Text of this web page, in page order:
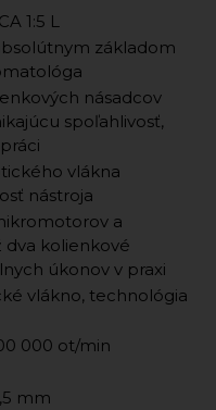
1:5 L
základom
násadcov
spoľahlivosť,
vlákna
nástroja
a
dva kolienkové
úkonov v praxi
vlákno, technológia
000 ot/min
mm